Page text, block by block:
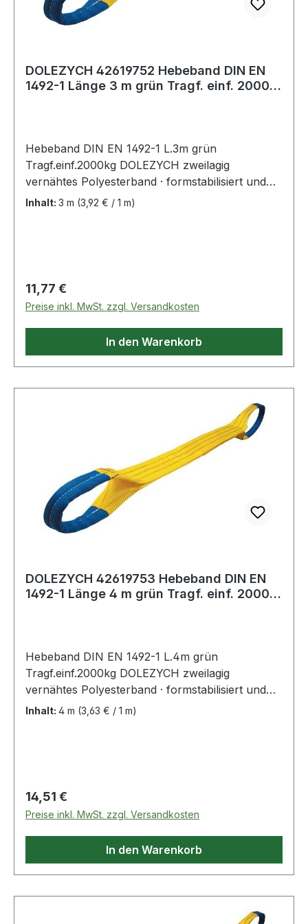
DOLEZYCH 42619752 Hebeband DIN EN
1492-1 Länge 3 m grün Tragf. einf. 2000
Hebeband DIN EN 1492-1 L.3m grün
Tragf.einf.2000kg DOLEZYCH zweilagig
vernähtes Polyesterband · formstabilisiert und
imprägniert · Sicherheitsfaktor 7:1 ·
Eigenschaften: · Schlaufenlänge: 300mm ·
Ausführung: zweilagig · prüfpflichtig: ja
Inhalt: 3 m (3,92 € / 1 m)
Regulärer Preis:
11,77 €
Preise inkl. MwSt. zzgl. Versandkosten
In den Warenkorb
DOLEZYCH 42619753 Hebeband DIN EN
1492-1 Länge 4 m grün Tragf. einf. 2000
Hebeband DIN EN 1492-1 L.4m grün
Tragf.einf.2000kg DOLEZYCH zweilagig
vernähtes Polyesterband · formstabilisiert und
imprägniert · Sicherheitsfaktor 7:1 ·
Eigenschaften: · Schlaufenlänge: 300mm ·
Ausführung: zweilagig · prüfpflichtig: ja
Inhalt: 4 m (3,63 € / 1 m)
Regulärer Preis:
14,51 €
Preise inkl. MwSt. zzgl. Versandkosten
In den Warenkorb